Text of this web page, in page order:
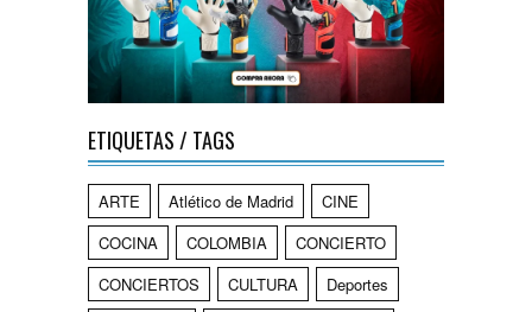
ETIQUETAS / TAGS
ARTE Atlético de Madrid
CINE
COCINA
COLOMBIA
CONCIERTO
CONCIERTOS
CULTURA
Deportes